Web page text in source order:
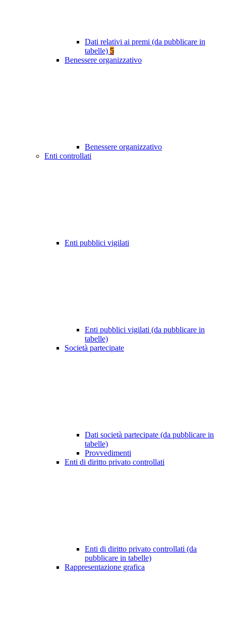
Dati relativi ai premi (da pubblicare in
tabelle) 5
Benessere organizzativo
Benessere organizzativo
Enti controllati
Enti pubblici vigilati
Enti pubblici vigilati (da pubblicare in
tabelle)
Società partecipate
Dati società partecipate (da pubblicare in
tabelle)
Provvedimenti
Enti di diritto privato controllati
Enti di diritto privato controllati (da
pubblicare in tabelle)
Rappresentazione grafica